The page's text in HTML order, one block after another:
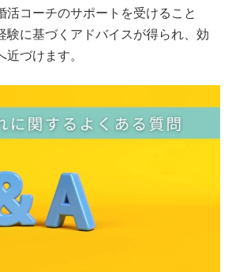
活コーチのサポートを受けること
験に基づくアドバイスが得られ、効
づけます。